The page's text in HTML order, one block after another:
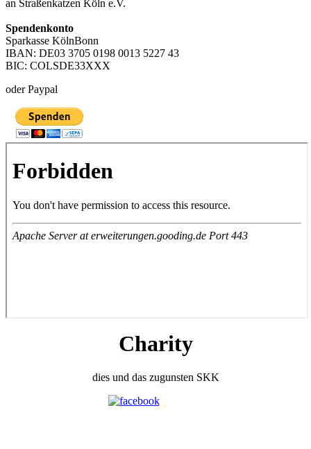
an Straßenkatzen Köln e.V.
Spendenkonto
Sparkasse KölnBonn
IBAN: DE03 3705 0198 0013 5227 43
BIC: COLSDE33XXX
oder Paypal
Charity
dies und das zugunsten SKK